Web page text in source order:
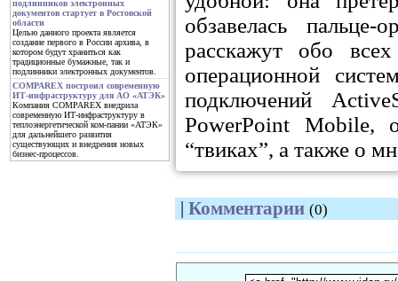
подлинников электронных
документов стартует в Ростовской
области
Целью данного проекта является
создание первого в России архива, в
котором будут храниться как
традиционные бумажные, так и
подлинники электронных документов.
COMPAREX построил современную
ИТ-инфраструктуру для АО «АТЭК»
Компания COMPAREX внедрила
современную ИТ-инфраструктуру в
теплоэнергетической ком-пании «АТЭК»
для дальнейшего развития
существующих и внедрения новых
бизнес-процессов.
обзавелась
расскажут обо
операционной
подключений
PowerPoint Mobile,
“твиках”, а также о
Комментарии (0)